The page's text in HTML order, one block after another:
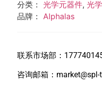
分类： 光学元器件, 光
品牌： Alphalas
联系市场部：
咨询邮箱：market@spl-